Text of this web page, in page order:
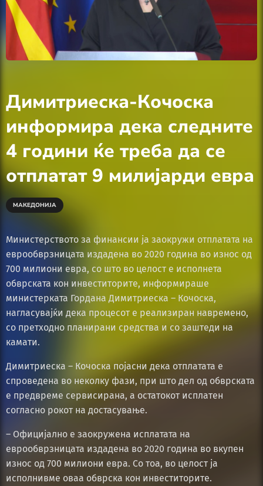
Димитриеска-Кочоска
информира дека следните
4 години ќе треба да се
отплатат 9 милијарди евра
МАКЕДОНИЈА
Министерството за финансии ја заокружи отплатата на
еврообврзницата издадена во 2020 година во износ од
700 милиони евра, со што во целост е исполнета
обврската кон инвеститорите, информираше
министерката Гордана Димитриеска – Кочоска,
нагласувајќи дека процесот е реализиран навремено,
со претходно планирани средства и со заштеди на
камати.
Димитриеска – Кочоска појасни дека отплатата е
спроведена во неколку фази, при што дел од обврската
е предвреме сервисирана, а остатокот исплатен
согласно рокот на достасување.
– Официјално е заокружена исплатата на
еврообврзницата издадена во 2020 година во вкупен
износ од 700 милиони евра. Со тоа, во целост ја
исполнивме оваа обврска кон инвеститорите.